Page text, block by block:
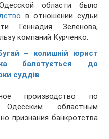
области было
в отношении судьи
Геннадия Зеленова,
компаний Курченко.
– колишній юрист
балотується до
суддів
производство по
областным
признания банкротства